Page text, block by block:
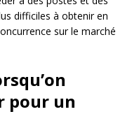
difficiles à obtenir en
sur le marché
pour un